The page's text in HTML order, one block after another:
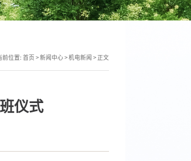
前位置: 首页 > 新闻中心 > 机电新闻 > 正文
仪式